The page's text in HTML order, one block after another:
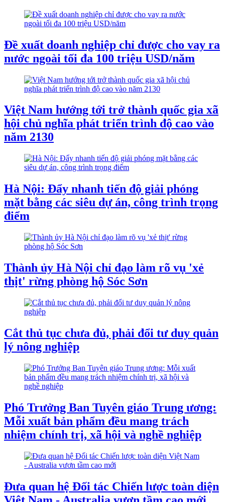
Đề xuất doanh nghiệp chỉ được cho vay ra
nước ngoài tối đa 100 triệu USD/năm
Việt Nam hướng tới trở thành quốc gia xã
hội chủ nghĩa phát triển trình độ cao vào
năm 2130
Hà Nội: Đẩy nhanh tiến độ giải phóng
mặt bằng các siêu dự án, công trình trọng
điểm
Thành ủy Hà Nội chỉ đạo làm rõ vụ 'xẻ
thịt' rừng phòng hộ Sóc Sơn
Cắt thủ tục chưa đủ, phải đổi tư duy quản
lý nông nghiệp
Phó Trưởng Ban Tuyên giáo Trung ương:
Mỗi xuất bản phẩm đều mang trách
nhiệm chính trị, xã hội và nghề nghiệp
Đưa quan hệ Đối tác Chiến lược toàn diện